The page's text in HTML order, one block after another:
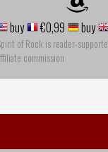
buy €0,99 buy
of Rock is reader-
commission